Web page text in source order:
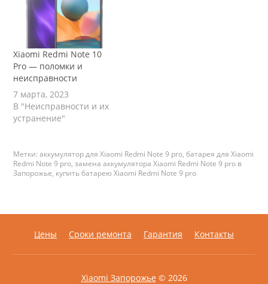
Xiaomi Redmi Note 10
Pro — поломки и
неисправности
7 марта, 2023
В "Неисправности и их
устранение"
Метки:аккумулятор для Xiaomi Redmi Note 9 pro,батарея для Xiaomi
Redmi Note 9 pro,замена аккумулятора Xiaomi Redmi Note 9 pro в
Запорожье, купить батарею Xiaomi Redmi Note 9 pro
Цены Сроки ремонта Гарантия Контакты
Xiaomi Запорожье © 2026